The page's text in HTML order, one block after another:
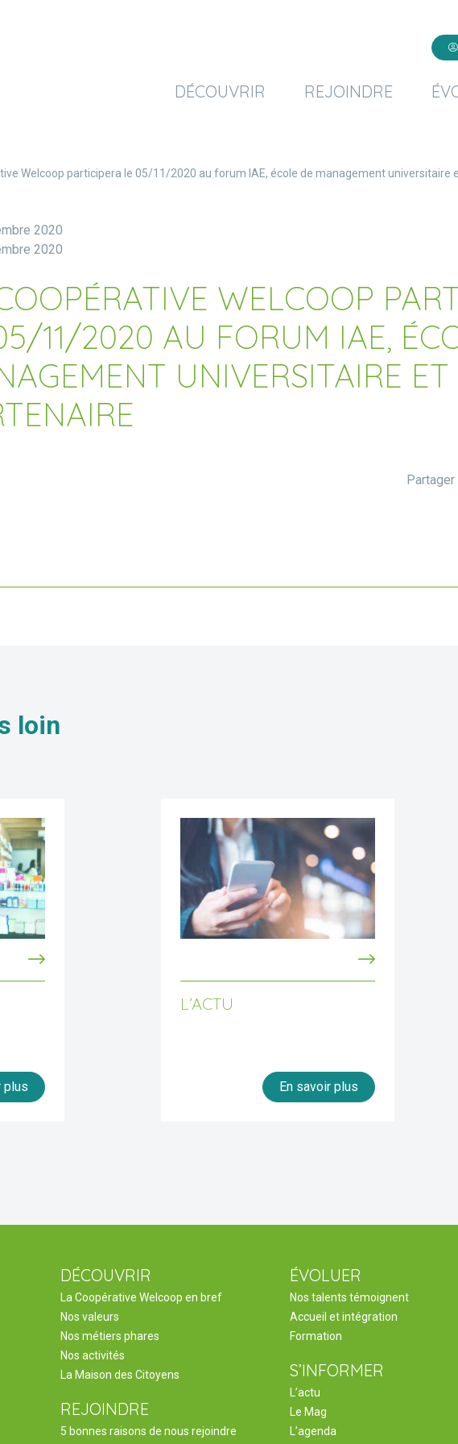
DÉCOUVRIR REJOINDRE
Welcoop participera le 05/11/2020 au forum IAE, école de management universitaire
2020
2020
WELCOOP
11/2020 AU FORUM IAE,
UNIVERSITAIRE ET
Partager
loin
plus
L’ACTU
En savoir plus
DÉCOUVRIR
La Coopérative Welcoop en bref
Nos valeurs
Nos métiers phares
Nos activités
La Maison des Citoyens
REJOINDRE
5 bonnes raisons de nous rejoindre
ÉVOLUER
Nos talents témoignent
Accueil et intégration
Formation
S’INFORMER
L’actu
Le Mag
L’agenda